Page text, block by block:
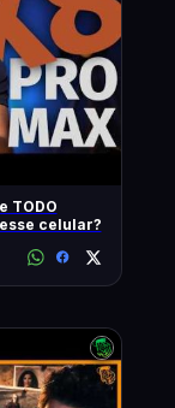
TODO
celular?